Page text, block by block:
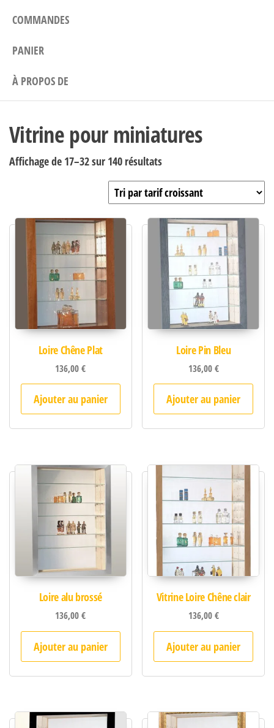
COMMANDES
PANIER
À PROPOS DE
Vitrine pour miniatures
Affichage de 17–32 sur 140 résultatsTrié par prix croissant
Loire Chêne Plat
136,00€
Ajouter au panier
Loire Pin Bleu
136,00€
Ajouter au panier
Loire alu brossé
136,00€
Ajouter au panier
Vitrine Loire Chêne clair
136,00€
Ajouter au panier